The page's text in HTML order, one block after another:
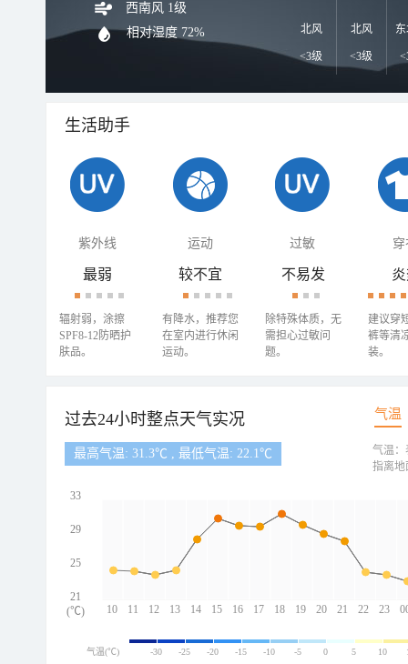
西南风 1级
相对湿度 72% 北风
<3级
北风
<3级
生活助手
紫外线 运动 过敏 穿
最弱
辐射弱，涂擦
SPF8-12防晒护
肤品。
较不宜
有降水，推荐您
在室内进行休闲
运动。
不易发
除特殊体质，无
需担心过敏问
题。
建议穿
裤等清
装。
过去24小时整点天气实况 气温
最高气温: 31.3℃ , 最低气温: 22.1℃
10 11 12 13 14 15 16 17 18 19 20 21 22 23
33
29
25
21
(℃)
气温：
指离地
气温(℃) -30 -25 -20 -15 -10 -5 0 5 10